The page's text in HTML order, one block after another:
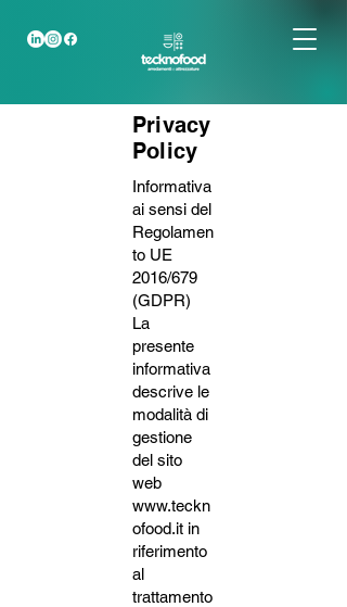
Privacy
Policy
Informativa
ai sensi del
Regolamen
to UE
2016/679
(GDPR)
La
presente
informativa
descrive le
modalità di
gestione
del sito
web
www.teckn
ofood.it in
riferimento
al
trattamento